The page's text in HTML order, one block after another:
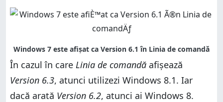
În cazul în care Linia de comandă afișează
Version 6.3, atunci utilizezi Windows 8.1. Iar
dacă arată Version 6.2, atunci ai Windows 8.